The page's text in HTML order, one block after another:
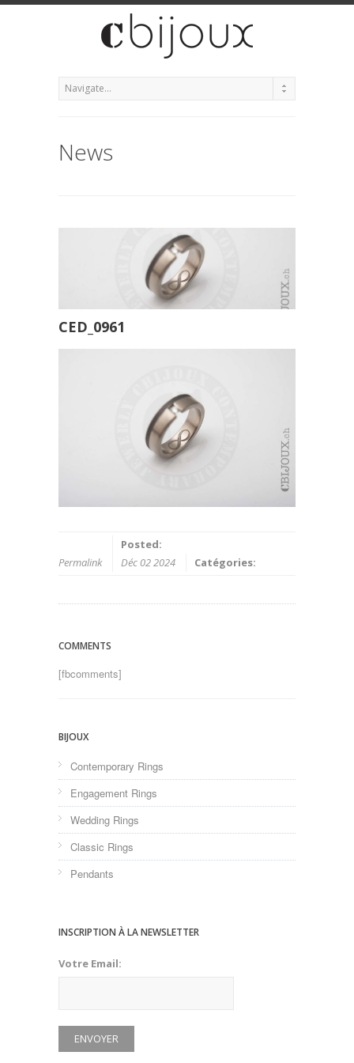
News
CED_0961
Permalink
Posted:
Déc 02 2024
Catégories:
COMMENTS
[fbcomments]
BIJOUX
Contemporary Rings
Engagement Rings
Wedding Rings
Classic Rings
Pendants
INSCRIPTION À LA NEWSLETTER
Votre Email: